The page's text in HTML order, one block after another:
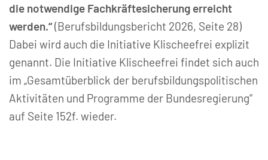
die notwendige Fachkräftesicherung erreicht
werden.“(Berufsbildungsbericht 2026, Seite 28)
Dabei wird auch die Initiative Klischeefrei explizit
genannt. Die Initiative Klischeefrei findet sich auch
im „Gesamtüberblick der berufsbildungspolitischen
Aktivitäten und Programme der Bundesregierung“
auf Seite 152f. wieder.